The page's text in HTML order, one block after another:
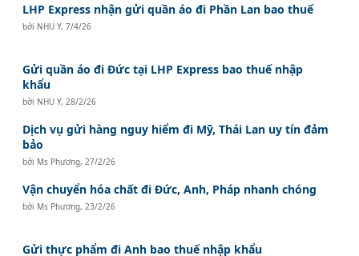
LHP Express nhận gửi quần áo đi Phần Lan bao thuế
bởi NHU Y,7/4/26
Gửi quần áo đi Đức tại LHP Express bao thuế nhập
khẩu
bởi NHU Y, 28/2/26
Dịch vụ gửi hàng nguy hiểm đi Mỹ, Thái Lan uy tín đảm
bảo
bởi Ms Phương, 27/2/26
Vận chuyển hóa chất đi Đức, Anh, Pháp nhanh chóng
bởi Ms Phương, 23/2/26
Gửi thực phẩm đi Anh bao thuế nhập khẩu